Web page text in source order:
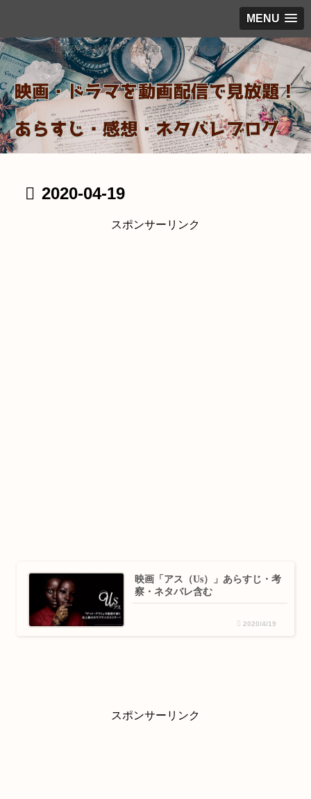
MENU
出来るだけ見放題で見た映画・ドラマのあらすじ・感想
2020-04-19
スポンサーリンク
映画「アス（Us）」あらすじ・考
察・ネタバレ含む
2020/4/19
スポンサーリンク